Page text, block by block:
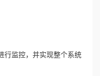
监控，并实现整个系统